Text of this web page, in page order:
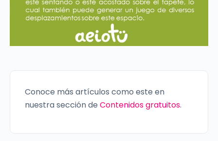
Conoce más artículos como este en
nuestra sección de Contenidos gratuitos.